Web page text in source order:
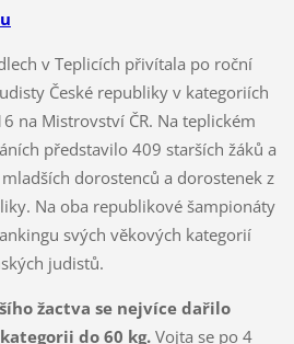
v Teplicích přivítala po roční
České republiky v kategoriích
na Mistrovství ČR. Na teplickém
představilo 409 starších žáků a
dorostenců a dorostenek z
Na oba republikové šampionáty
svých věkových kategorií
judistů.
žactva se nejvíce dařilo
do 60 kg. Vojta se po 4